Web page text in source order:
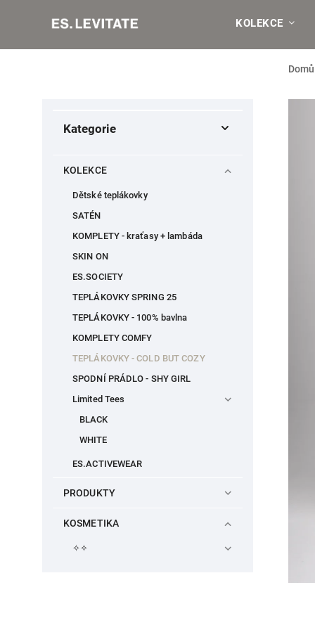
KOLEKCE
Domů
Kategorie
KOLEKCE
Dětské teplákovky
SATÉN
KOMPLETY - kraťasy + lambáda
SKIN ON
ES.SOCIETY
TEPLÁKOVKY SPRING 25
TEPLÁKOVKY - 100% bavlna
KOMPLETY COMFY
TEPLÁKOVKY - COLD BUT COZY
SPODNÍ PRÁDLO - SHY GIRL
Limited Tees
BLACK
WHITE
ES.ACTIVEWEAR
PRODUKTY
KOSMETIKA
✧✧